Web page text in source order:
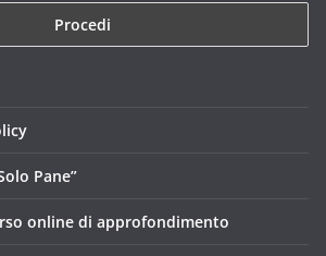
Pane”
online di approfondimento